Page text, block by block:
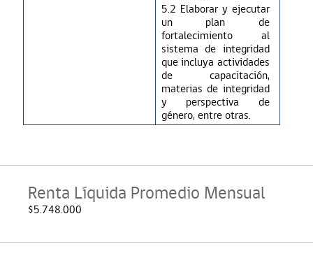
5.2 Elaborar y ejecutar
un plan de
fortalecimiento al
sistema de integridad
que incluya actividades
de capacitación,
materias de integridad
y perspectiva de
género, entre otras.
Renta Líquida Promedio Mensual
$5.748.000